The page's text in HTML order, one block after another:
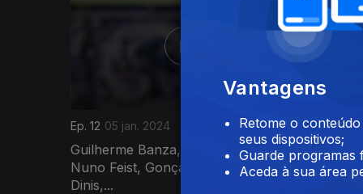
Ep. 12 05 jan. 2024
Guilherme Banza, João Domingos,
Nuno Feist, Gonçalo Salgueiro, Yola
Dinis,...
Ep. 11 29
António
Luís
Vantagens
Retome o
seus dispositivos;
Guarde programas
Aceda à sua área